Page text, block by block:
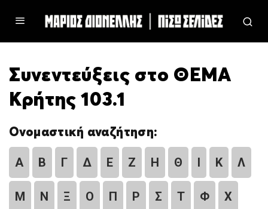
Συνεντεύξεις στο ΘΕΜΑ
Κρήτης 103.1
Ονομαστική αναζήτηση:
Α Β Γ Δ Ε Ζ Η Θ Ι Κ Λ
Μ Ν Ξ Ο Π Ρ Σ Τ Φ Χ